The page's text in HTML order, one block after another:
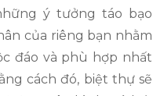
ý tưởng táo bạo
của riêng bạn nhằm
đáo và phù hợp nhất
cách đó, biệt thự sẽ